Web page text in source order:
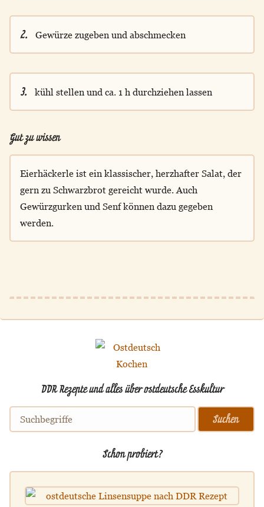
2. Gewürze zugeben und abschmecken
3. kühl stellen und ca. 1 h durchziehen lassen
Gut zu wissen
Eierhäckerle ist ein klassischer, herzhafter Salat, der
gern zu Schwarzbrot gereicht wurde. Auch
Gewürzgurken und Senf können dazu gegeben
werden.
DDR Rezepte und alles über ostdeutsche Esskultur
Schon probiert?